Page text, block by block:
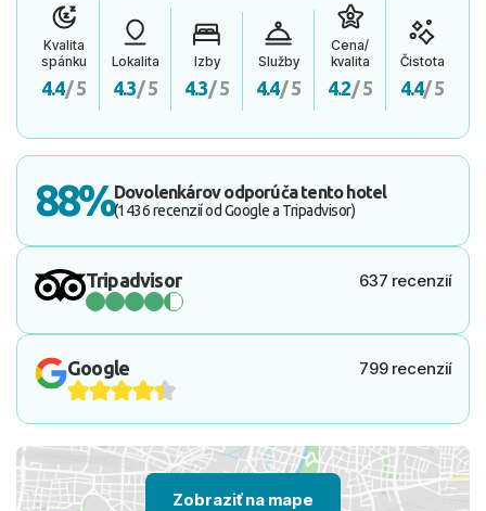
Kvalita
spánku
4.4/ 5
Lokalita
4.3/ 5
Izby
4.3/ 5
Služby
4.4/ 5
Cena/
kvalita
4.2/ 5
Čistota
4.4/ 5
88%Dovolenkárov odporúča tento hotel
(1436 recenzií od Google a Tripadvisor)
Tripadvisor 637 recenzií
Google 799 recenzií
Zobraziť na mape